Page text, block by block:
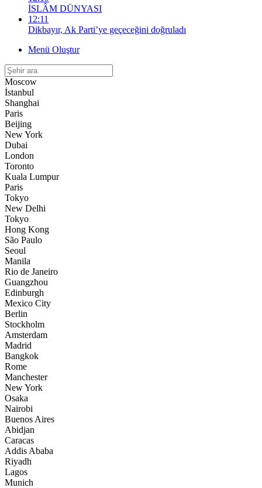
İSLÂM DÜNYASI
12:11
Dikbayır, Ak Parti’ye geçeceğini doğruladı
Menü Oluştur
Moscow
İstanbul
Shanghai
Paris
Beijing
New York
Dubai
London
Toronto
Kuala Lumpur
Paris
Tokyo
New Delhi
Tokyo
Hong Kong
São Paulo
Seoul
Manila
Rio de Janeiro
Guangzhou
Edinburgh
Mexico City
Berlin
Stockholm
Amsterdam
Madrid
Bangkok
Rome
Manchester
New York
Osaka
Nairobi
Buenos Aires
Abidjan
Caracas
Addis Ababa
Riyadh
Lagos
Munich